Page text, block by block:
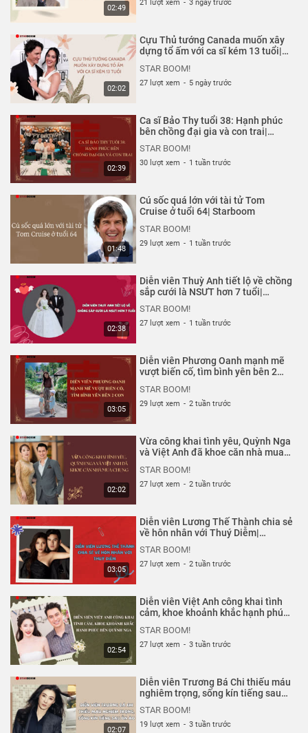
01:06
STAR BOOM!
121 lượt xem -
01:29
nhận ra fan xăm hình mình lên
cánh tay? | Starboom
STAR BOOM!
117 lượt xem -
01:27
xanh' | Starboom
STAR BOOM!
121 lượt xem -
01:47
thư tình cho Sơn Tùng M-TP |
Starboom
STAR BOOM!
150 lượt xem -
01:12
'Chiều cuối năm' là F1 của
BN1553 | Starboom
STAR BOOM!
447 lượt xem -
03:57
MeNews
99 lượt xem - 5 năm trước
02:41
thế nào cho an toàn?
MeNews
1 N lượt xem -
02:16
thiếu gia Phan Thành - tiểu thư
Primmy Trương | Starboom
STAR BOOM!
393 lượt xem -
01:15
của Huỳnh Anh và bạn gái single
mom | Starboom
STAR BOOM!
324 lượt xem -
02:49
21 lượt xem - 3 ngày trước
02:02
Cựu Thủ tướng Canada muốn xây
dựng tổ ấm với ca sĩ kém 13 tuổi|
STAR BOOM!
27 lượt xem - 5 ngày trước
02:39
Ca sĩ Bảo Thy tuổi 38: Hạnh phúc
bên chồng đại gia và con trai|
STAR BOOM!
30 lượt xem - 1 tuần trước
01:48
Cú sốc quá lớn với tài tử Tom
Cruise ở tuổi 64| Starboom
STAR BOOM!
29 lượt xem - 1 tuần trước
02:38
Diễn viên Thuỳ Anh tiết lộ về chồng
sắp cưới là NSƯT hơn 7 tuổi|
STAR BOOM!
27 lượt xem - 1 tuần trước
03:05
Diễn viên Phương Oanh mạnh mẽ
vượt biến cố, tìm bình yên bên 2
STAR BOOM!
29 lượt xem - 2 tuần trước
02:02
Vừa công khai tình yêu, Quỳnh Nga
và Việt Anh đã khoe căn nhà mua
STAR BOOM!
27 lượt xem - 2 tuần trước
03:05
Diễn viên Lương Thế Thành chia sẻ
về hôn nhân với Thuý Diễm|
STAR BOOM!
27 lượt xem - 2 tuần trước
02:54
Diễn viên Việt Anh công khai tình
cảm, khoe khoảnh khắc hạnh phúc
STAR BOOM!
27 lượt xem - 3 tuần trước
02:07
Diễn viên Trương Bá Chi thiếu máu
nghiêm trọng, sống kín tiếng sau
STAR BOOM!
19 lượt xem - 3 tuần trước